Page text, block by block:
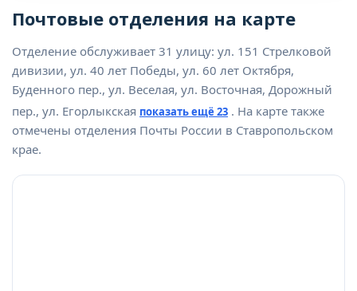
Почтовые отделения на карте
Отделение обслуживает 31 улицу: ул. 151 Стрелковой
дивизии, ул. 40 лет Победы, ул. 60 лет Октября,
Буденного пер., ул. Веселая, ул. Восточная, Дорожный
пер., ул. Егорлыкская показать ещё 23 . На карте также
отмечены отделения Почты России в Ставропольском
крае.